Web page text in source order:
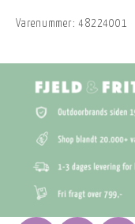
Varenummer: 48224001